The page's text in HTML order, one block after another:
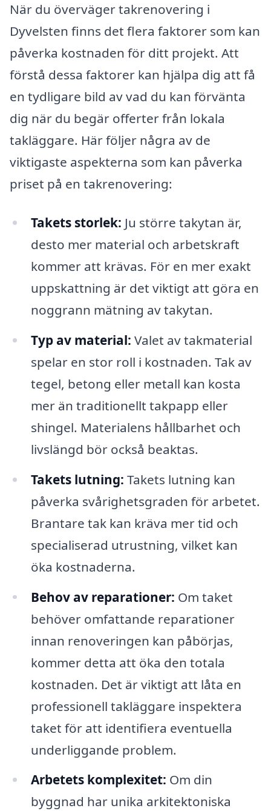
När du överväger takrenovering i
Dyvelsten finns det flera faktorer som kan
påverka kostnaden för ditt projekt. Att
förstå dessa faktorer kan hjälpa dig att få
en tydligare bild av vad du kan förvänta
dig när du begär offerter från lokala
takläggare. Här följer några av de
viktigaste aspekterna som kan påverka
priset på en takrenovering:
Takets storlek: Ju större takytan är,
desto mer material och arbetskraft
kommer att krävas. För en mer exakt
uppskattning är det viktigt att göra en
noggrann mätning av takytan.
Typ av material: Valet av takmaterial
spelar en stor roll i kostnaden. Tak av
tegel, betong eller metall kan kosta
mer än traditionellt takpapp eller
shingel. Materialens hållbarhet och
livslängd bör också beaktas.
Takets lutning: Takets lutning kan
påverka svårighetsgraden för arbetet.
Brantare tak kan kräva mer tid och
specialiserad utrustning, vilket kan
öka kostnaderna.
Behov av reparationer: Om taket
behöver omfattande reparationer
innan renoveringen kan påbörjas,
kommer detta att öka den totala
kostnaden. Det är viktigt att låta en
professionell takläggare inspektera
taket för att identifiera eventuella
underliggande problem.
Arbetets komplexitet: Om din
byggnad har unika arkitektoniska